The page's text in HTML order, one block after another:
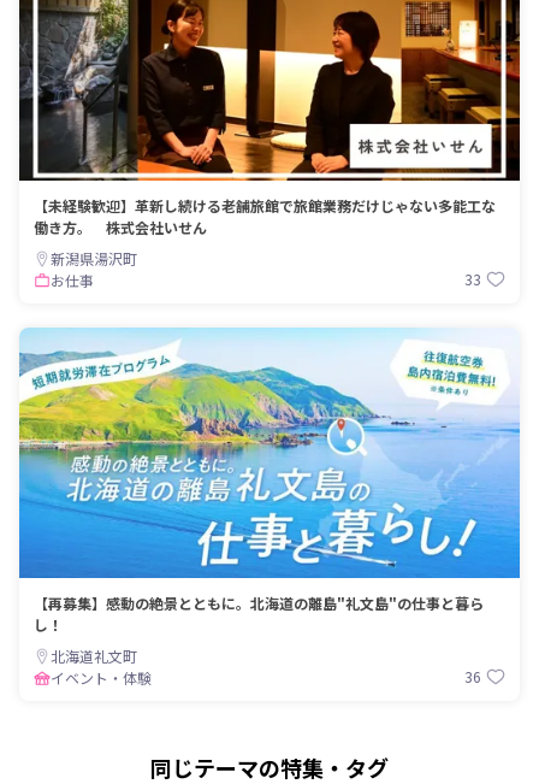
【未経験歓迎】革新し続ける老舗旅館で旅館業務だけじゃない多能工な
働き方。 株式会社いせん
新潟県湯沢町
お仕事
33
【再募集】感動の絶景とともに。北海道の離島"礼文島"の仕事と暮ら
し！
北海道礼文町
イベント・体験
36
同じテーマの特集・タグ